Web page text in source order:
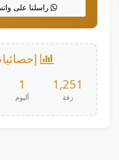
راسلنا على
1,251
زفة
1
ألبوم